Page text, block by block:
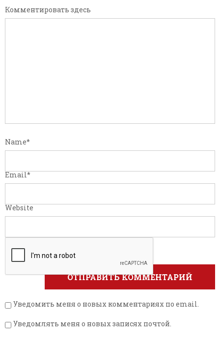
Комментировать здесь
Name*
Email*
Website
Уведомить меня о новых комментариях по email.
Уведомлять меня о новых записях почтой.